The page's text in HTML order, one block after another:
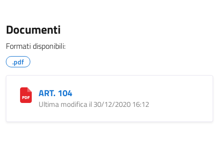
Documenti
Formati disponibili:
.pdf
ART. 104
Ultima modifica il 30/12/2020 16:12